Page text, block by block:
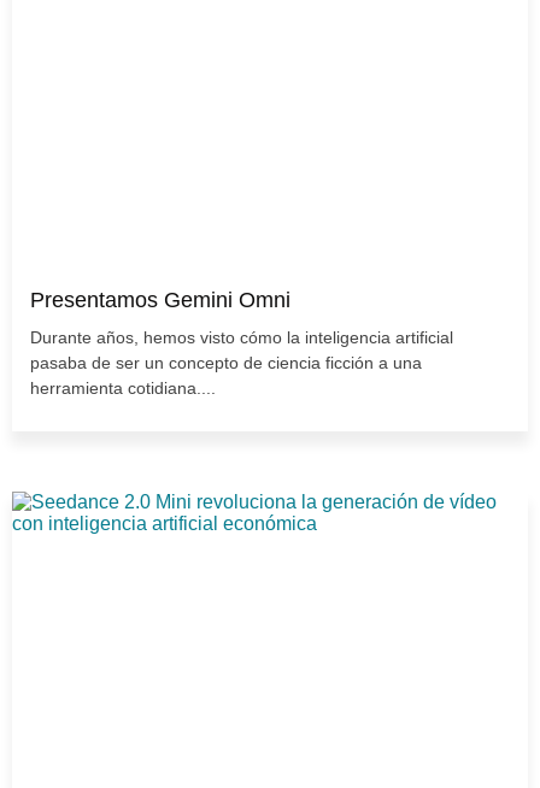
Presentamos Gemini Omni
Durante años, hemos visto cómo la inteligencia artificial
pasaba de ser un concepto de ciencia ficción a una
herramienta cotidiana....